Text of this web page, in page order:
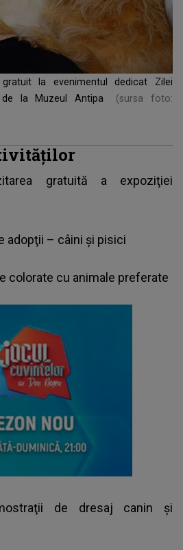
la evenimentul dedicat Zilei
de la Muzeul Antipa
(sursa foto:
gratuită a expoziţiei
adopţii – câini şi pisici
colorate cu animale preferate
de dresaj canin şi